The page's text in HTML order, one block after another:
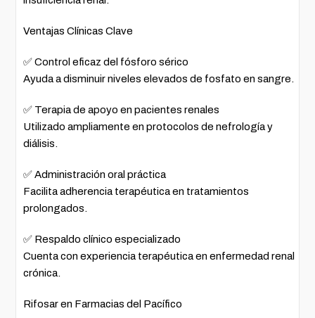
Ventajas Clínicas Clave
✅ Control eficaz del fósforo sérico
Ayuda a disminuir niveles elevados de fosfato en sangre.
✅ Terapia de apoyo en pacientes renales
Utilizado ampliamente en protocolos de nefrología y
diálisis.
✅ Administración oral práctica
Facilita adherencia terapéutica en tratamientos
prolongados.
✅ Respaldo clínico especializado
Cuenta con experiencia terapéutica en enfermedad renal
crónica.
Rifosar en Farmacias del Pacífico